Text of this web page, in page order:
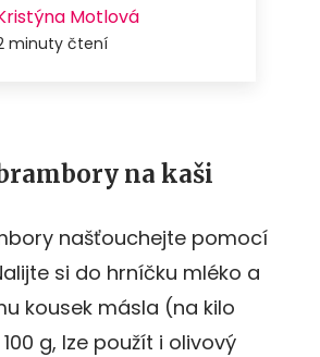
na kaši
našťouchejte pomocí
si do hrníčku mléko a
kousek másla (na kilo
g, lze použít i olivový